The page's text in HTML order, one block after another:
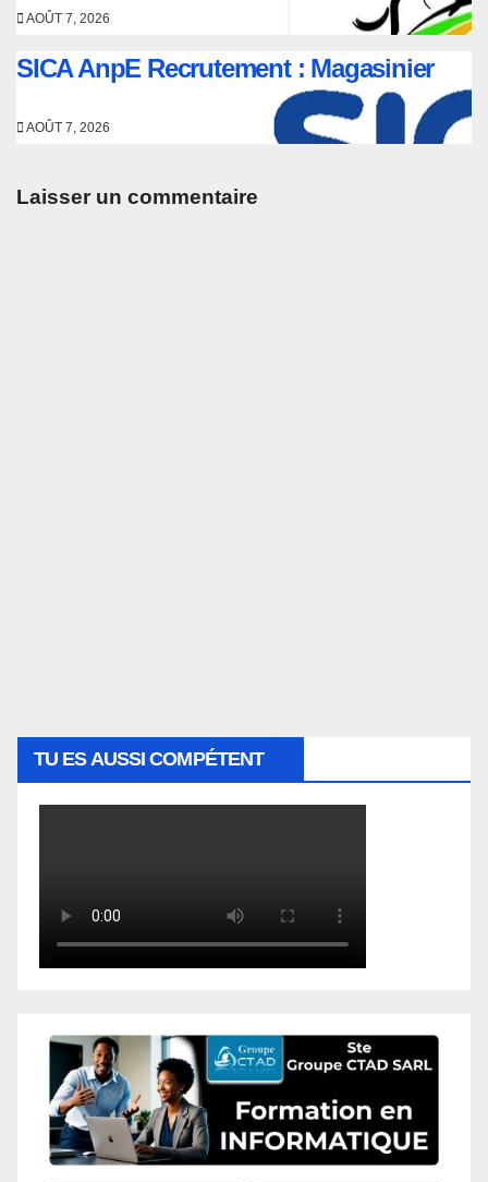
AOÛT 7, 2026
SICA AnpE Recrutement : Magasinier
AOÛT 7, 2026
Laisser un commentaire
TU ES AUSSI COMPÉTENT